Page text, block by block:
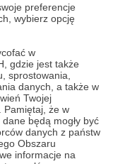
preferencje
wybierz opcję
w
gdzie jest także
sprostowania,
danych, a także w
Twojej
Pamiętaj, że w
będą mogły być
danych z państw
Obszaru
informacje na